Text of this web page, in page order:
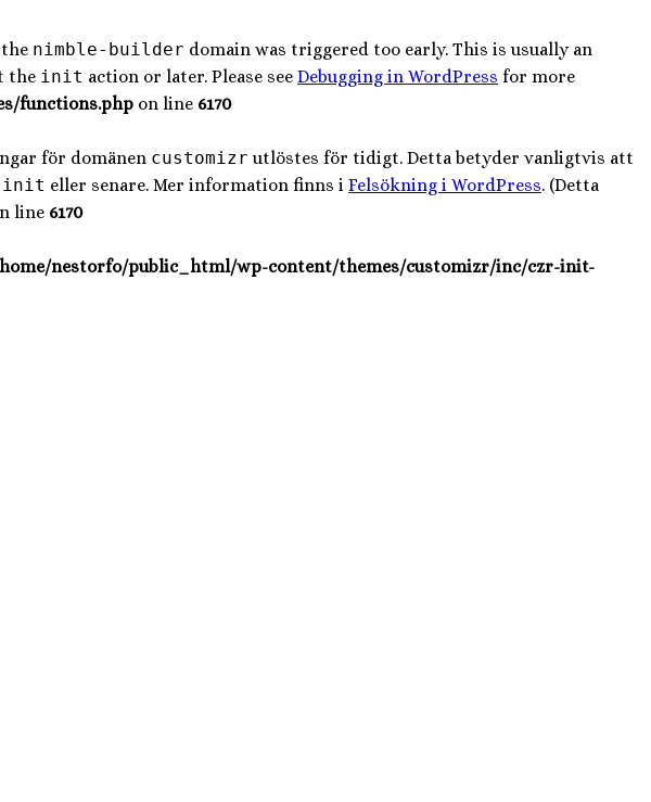
nimble-builder domain was triggered too early. This is usually an
the init action or later. Please see Debugging in WordPress for more
functions.php on line 6170
för domänen customizr utlöstes för tidigt. Detta betyder vanligtvis att
init eller senare. Mer information finns i Felsökning i WordPress. (Detta
line 6170
nestorfo/public_html/wp-content/themes/customizr/inc/czr-init-